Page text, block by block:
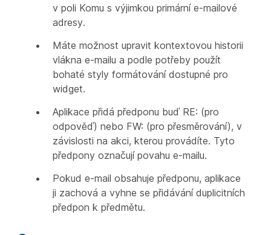
v poli Komu s výjimkou primární e-mailové
adresy.
Máte možnost upravit kontextovou historii
vlákna e-mailu a podle potřeby použít
bohaté styly formátování dostupné pro
widget.
Aplikace přidá předponu buď RE: (pro
odpověď) nebo FW: (pro přesměrování), v
závislosti na akci, kterou provádíte. Tyto
předpony označují povahu e-mailu.
Pokud e-mail obsahuje předponu, aplikace
ji zachová a vyhne se přidávání duplicitních
předpon k předmětu.